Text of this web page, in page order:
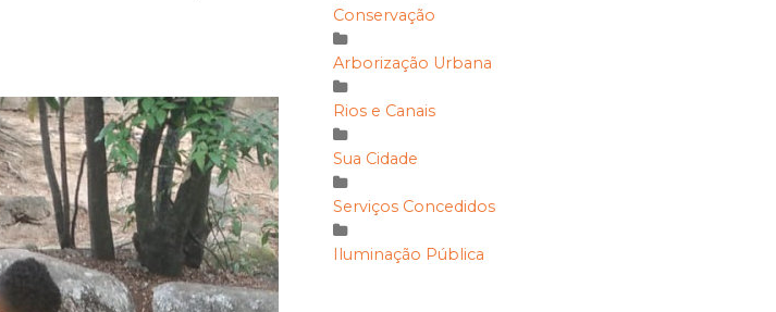
Conservação
Arborização Urbana
Rios e Canais
Sua Cidade
Serviços Concedidos
Iluminação Pública